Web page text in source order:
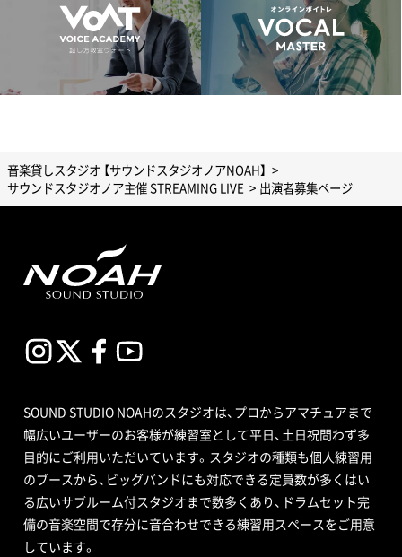
音楽貸しスタジオ 【サウンドスタジオノアNOAH】
サウンドスタジオノア主催 STREAMING LIVE
出演者募集ページ
SOUND STUDIO NOAHのスタジオは、プロからアマチュアまで
幅広いユーザーのお客様が練習室として平日、土日祝問わず多
目的にご利用いただいています。スタジオの種類も個人練習用
のブースから、ビッグバンドにも対応できる定員数が多くはい
る広いサブルーム付スタジオまで数多くあり、ドラムセット完
備の音楽空間で存分に音合わせできる練習用スペースをご用意
しています。